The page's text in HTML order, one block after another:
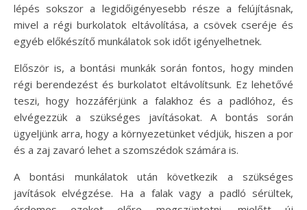
lépés sokszor a legidőigényesebb része a felújításnak,
mivel a régi burkolatok eltávolítása, a csövek cseréje és
egyéb előkészítő munkálatok sok időt igényelhetnek.
Először is, a bontási munkák során fontos, hogy minden
régi berendezést és burkolatot eltávolítsunk. Ez lehetővé
teszi, hogy hozzáférjünk a falakhoz és a padlóhoz, és
elvégezzük a szükséges javításokat. A bontás során
ügyeljünk arra, hogy a környezetünket védjük, hiszen a por
és a zaj zavaró lehet a szomszédok számára is.
A bontási munkálatok után következik a szükséges
javítások elvégzése. Ha a falak vagy a padló sérültek,